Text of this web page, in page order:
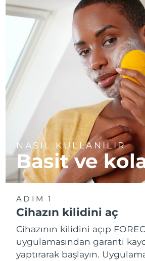
NASIL KULLANILIR
Basit ve
ADIM 1
Cihazın kilidini aç
Cihazının kilidini açıp
uygulamasından garanti
yaptırarak başlayın.